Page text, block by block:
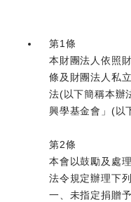
第1條
本財團法人依照
條及財團法人私
法(以下簡稱本辦
興學基金會」(以
第2條
本會以鼓勵及處
法令規定辦理下列
一、未指定捐贈